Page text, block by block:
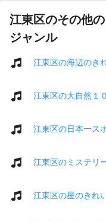
江東区のその他
ジャンル
江東区の海辺のき
江東区の大自然１
江東区の日本一ス
江東区のミステリ
江東区の星のきれ